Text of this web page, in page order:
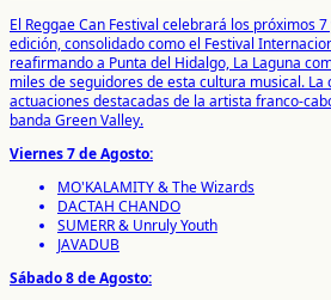
El Reggae Can Festival celebrará los próximos
edición, consolidado como el Festival
reafirmando a Punta del Hidalgo, La Laguna
miles de seguidores de esta cultura musical. La
actuaciones destacadas de la artista franco-
banda Green Valley.
Viernes 7 de Agosto:
MO'KALAMITY & The Wizards
DACTAH CHANDO
SUMERR & Unruly Youth
JAVADUB
Sábado 8 de Agosto: